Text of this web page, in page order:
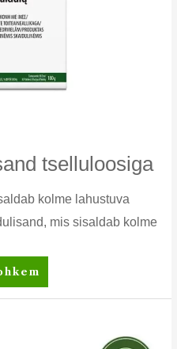
tselluloosiga
kolme lahustuva
mis sisaldab kolme